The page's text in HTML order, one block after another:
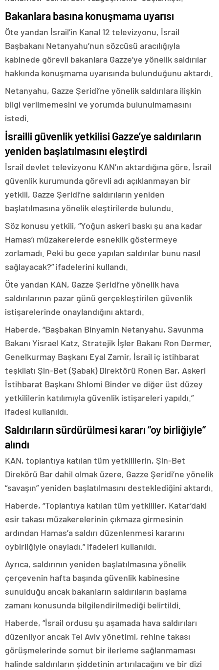
Bakanlara basına konuşmama uyarısı
Öte yandan İsrail’in Kanal 12 televizyonu, İsrail
Başbakanı Netanyahu’nun sözcüsü aracılığıyla
kabinede görevli bakanlara Gazze’ye yönelik saldırılar
hakkında konuşmama uyarısında bulunduğunu aktardı.
Netanyahu, Gazze Şeridi’ne yönelik saldırılara ilişkin
bilgi verilmemesini ve yorumda bulunulmamasını
istedi.
İsrailli güvenlik yetkilisi Gazze’ye saldırıların
yeniden başlatılmasını eleştirdi
İsrail devlet televizyonu KAN’ın aktardığına göre, İsrail
güvenlik kurumunda görevli adı açıklanmayan bir
yetkili, Gazze Şeridi’ne saldırıların yeniden
başlatılmasına yönelik eleştirilerde bulundu.
Söz konusu yetkili, “Yoğun askeri baskı şu ana kadar
Hamas’ı müzakerelerde esneklik göstermeye
zorlamadı. Peki bu gece yapılan saldırılar bunu nasıl
sağlayacak?” ifadelerini kullandı.
Öte yandan KAN, Gazze Şeridi’ne yönelik hava
saldırılarının pazar günü gerçekleştirilen güvenlik
istişarelerinde onaylandığını aktardı.
Haberde, “Başbakan Binyamin Netanyahu, Savunma
Bakanı Yisrael Katz, Stratejik İşler Bakanı Ron Dermer,
Genelkurmay Başkanı Eyal Zamir, İsrail iç istihbarat
teşkilatı Şin-Bet (Şabak) Direktörü Ronen Bar, Askeri
İstihbarat Başkanı Shlomi Binder ve diğer üst düzey
yetkililerin katılımıyla güvenlik istişareleri yapıldı.”
ifadesi kullanıldı.
Saldırıların sürdürülmesi kararı “oy birliğiyle”
alındı
KAN, toplantıya katılan tüm yetkililerin, Şin-Bet
Direkörü Bar dahil olmak üzere, Gazze Şeridi’ne yönelik
“savaşın” yeniden başlatılmasını desteklediğini aktardı.
Haberde, “Toplantıya katılan tüm yetkililer, Katar’daki
esir takası müzakerelerinin çıkmaza girmesinin
ardından Hamas’a saldırı düzenlenmesi kararını
oybirliğiyle onayladı.” ifadeleri kullanıldı.
Ayrıca, saldırının yeniden başlatılmasına yönelik
çerçevenin hafta başında güvenlik kabinesine
sunulduğu ancak bakanların saldırıların başlama
zamanı konusunda bilgilendirilmediği belirtildi.
Haberde, “İsrail ordusu şu aşamada hava saldırıları
düzenliyor ancak Tel Aviv yönetimi, rehine takası
görüşmelerinde somut bir ilerleme sağlanmaması
halinde saldırıların şiddetinin artırılacağını ve bir dizi